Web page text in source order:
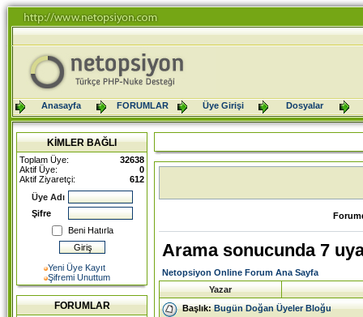
Anasayfa FORUMLAR Üye Girişi Dosyalar
KİMLER BAĞLI
Toplam Üye:
32638
Aktif Üye:
0
Aktif Ziyaretçi:
612
Üye Adı
Şifre
Beni Hatırla
Yeni Üye Kayıt
Şifremi Unuttum
FORUMLAR
Arama sonucunda 7
Netopsiyon Online Forum Ana Sayfa
Yazar
Başlık:Bugün Doğan Üyeler Bloğu